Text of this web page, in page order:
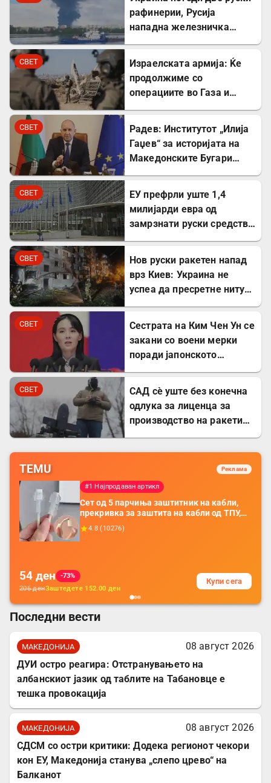
рафинерии, Русија
нападна железничка
СВЕТ
Израелската армија: Ќе
продолжиме со
операциите во Газа и
СВЕТ
Радев: Институтот „Илија
Гаџев“ за историјата на
Македонските Бугари
СВЕТ
ЕУ префрли уште 1,4
милијарди евра од
замрзнати руски средства
СВЕТ
Нов руски ракетен напад
врз Киев: Украина не
успеа да пресретне ниту
СВЕТ
Сестрата на Ким Чен Ун се
закани со воени мерки
поради јапонското
СВЕТ
САД сè уште без конечна
одлука за лиценца за
производство на ракети
TEMU Реклама
#1 Најпродаван артикл
Сет од 5 парчиња заштитник на кабли,
прекривка за заштита на кабли од ТПУ,
додатоци за заштита на кабли, без
батерија, за мобилни телефони, комплет
4.8 ( 10276)
54 ден
-73%
206денЗаштедете 152.00 ден
Купи сега
Последни вести
МАКЕДОНИЈА
08 август 2026
ДУИ остро реагира: Отстранувањето на
албанскиот јазик од таблите на Табановце е
тешка провокација
МАКЕДОНИЈА
08 август 2026
СДСМ со остри критики: Додека регионот чекори
кон ЕУ, Македонија станува „слепо црево“ на
Балканот